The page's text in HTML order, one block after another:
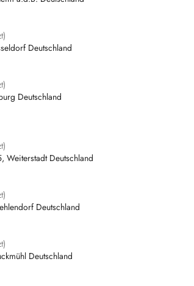
Deutschland
Deutschland
Weiterstadt Deutschland
Deutschland
Deutschland